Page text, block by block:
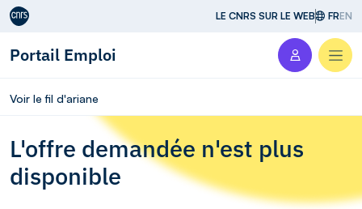
Aller au contenu LE CNRS SUR LE WEB FREN
Portail Emploi
Voir le fil d'ariane
L'offre demandée n'est plus
disponible